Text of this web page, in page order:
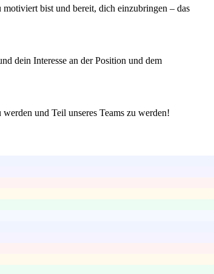
bist und bereit, dich einzubringen – das
dein Interesse an der Position und dem
und Teil unseres Teams zu werden!